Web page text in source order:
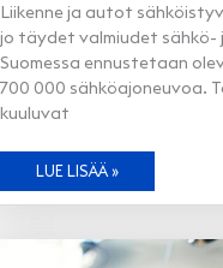
Liikenne ja autot
jo täydet valmiudet sähkö-
Suomessa ennustetaan
700 000 sähköajoneuvoa.
kuuluvat
KORJAAMOJEN
LUE LISÄÄ »